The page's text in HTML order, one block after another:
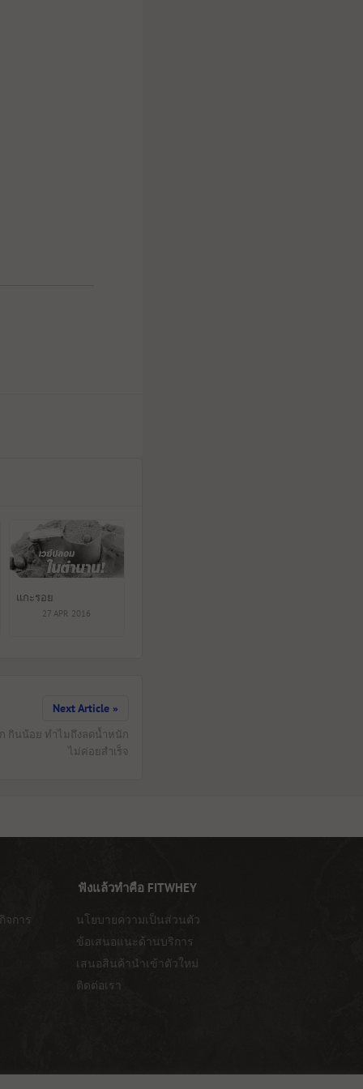
แกะรอย
27 APR 2016
Next Article »
กินน้อย ทำไมถึงลดน้ำหนัก
ไม่ค่อยสำเร็จ
ฟังแล้วทำคือ FITWHEY
จการ
นโยบายความเป็นส่วนตัว
ข้อเสนอแนะด้านบริการ
เสนอสินค้านำเข้าตัวใหม่
ติดต่อเรา